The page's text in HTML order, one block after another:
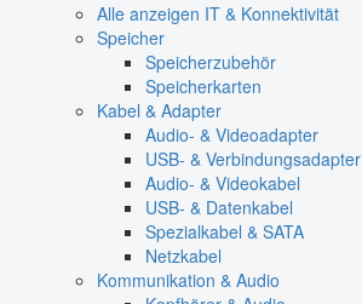
Alle anzeigen IT & Konnektivität
Speicher
Speicherzubehör
Speicherkarten
Kabel & Adapter
Audio- & Videoadapter
USB- & Verbindungsadapter
Audio- & Videokabel
USB- & Datenkabel
Spezialkabel & SATA
Netzkabel
Kommunikation & Audio